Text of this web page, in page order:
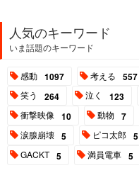
人気のキーワード
いま話題のキーワード
感動 1097 考える 557
笑う 264 泣く 123
衝撃映像 10 動物 7
涙腺崩壊 5 ピコ太郎 5
GACKT 5 満員電車 5